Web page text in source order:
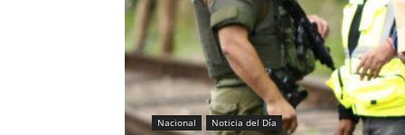
Nacional Noticia del Día